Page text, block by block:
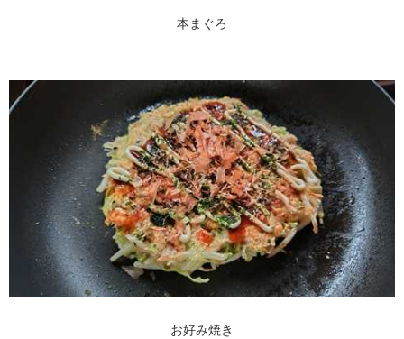
本まぐろ
お好み焼き